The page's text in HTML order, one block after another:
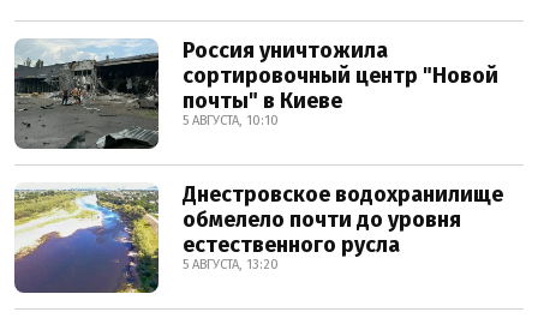
Россия уничтожила
сортировочный центр "Новой
почты" в Киеве
5 АВГУСТА, 10:10
Днестровское водохранилище
обмелело почти до уровня
естественного русла
5 АВГУСТА, 13:20